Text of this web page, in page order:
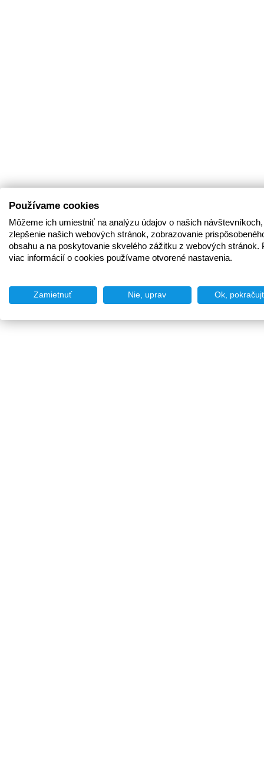
Používame cookies
Môžeme ich umiestniť na analýzu údajov o našich
zlepšenie našich webových stránok, zobrazovanie
obsahu a na poskytovanie skvelého zážitku z webových stránok.
viac informácií o cookies používame otvorené nastavenia.
Zamietnuť Nie, uprav Ok,